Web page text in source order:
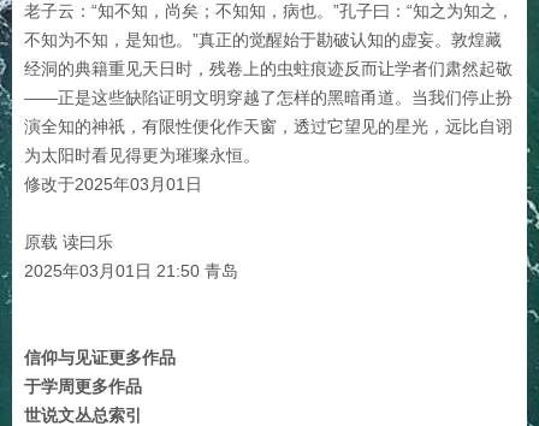
老子云：“知不知，尚矣；不知知，病也。”孔子曰：“知之为知之，
不知为不知，是知也。”真正的觉醒始于勘破认知的虚妄。敦煌藏
经洞的典籍重见天日时，残卷上的虫蛀痕迹反而让学者们肃然起敬
——正是这些缺陷证明文明穿越了怎样的黑暗甬道。当我们停止扮
演全知的神祇，有限性便化作天窗，透过它望见的星光，远比自诩
为太阳时看见得更为璀璨永恒。
修改于2025年03月01日
原载 读曰乐
2025年03月01日 21:50 青岛
信仰与见证更多作品
于学周更多作品
世说文丛总索引